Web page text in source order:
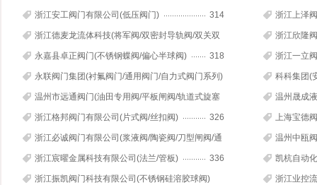
浙江安工阀门有限公司(低压阀门) 314
浙江上泽
阀)315
浙江德麦龙流体科技(将军阀/双密封导轨阀/双关双
断/轨道阀/旋塞阀)
316
浙江欣隆
永嘉县卓正阀门(不锈钢蝶阀/偏心半球阀) 318
浙江一立
蝶阀)
永联阀门集团(衬氟阀门/通用阀门/自力式阀门系列)
321
科科集团(
流硬碰硬
温州市远通阀门(油田专用阀/平板闸阀/轨道式旋塞
阀)
324
温州晟成
修)
浙江格邦阀门有限公司(片式阀/丝扣阀) 326 上海宝德
浙江必诚阀门有限公司(浆液阀/陶瓷阀/刀型闸阀/通
风蝶阀)
328
温州中瓯
浙江宸曜金属科技有限公司(法兰/管板) 336 凯杭自动
浙江振凯阀门科技有限公司(不锈钢硅溶胶球阀)
浙江业控